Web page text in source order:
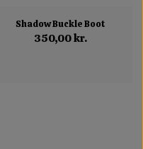
Shadow Buckle Boot
350,00 kr.